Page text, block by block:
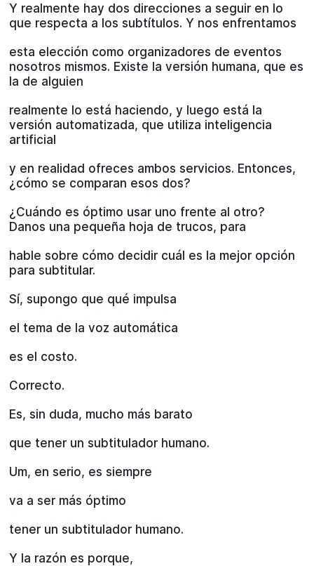
Y realmente hay dos direcciones a seguir en lo
que respecta a los subtítulos. Y nos enfrentamos
esta elección como organizadores de eventos
nosotros mismos. Existe la versión humana, que es
la de alguien
realmente lo está haciendo, y luego está la
versión automatizada, que utiliza inteligencia
artificial
y en realidad ofreces ambos servicios. Entonces,
¿cómo se comparan esos dos?
¿Cuándo es óptimo usar uno frente al otro?
Danos una pequeña hoja de trucos, para
hable sobre cómo decidir cuál es la mejor opción
para subtitular.
Sí, supongo que qué impulsa
el tema de la voz automática
es el costo.
Correcto.
Es, sin duda, mucho más barato
que tener un subtitulador humano.
Um, en serio, es siempre
va a ser más óptimo
tener un subtitulador humano.
Y la razón es porque,